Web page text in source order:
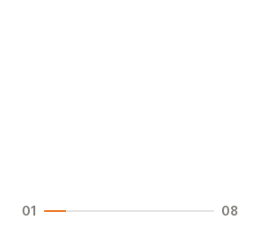
01 08